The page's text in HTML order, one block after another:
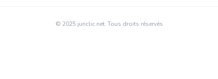
© 2025 juriclic.net. Tous droits réservés